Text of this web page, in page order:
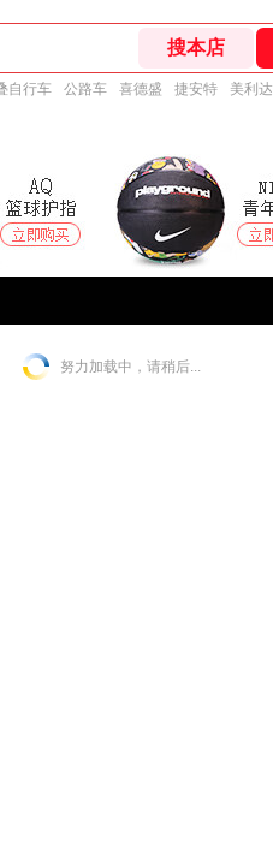
自行车 公路车 喜德盛 捷安特 美利达
努力加载中，请稍后...